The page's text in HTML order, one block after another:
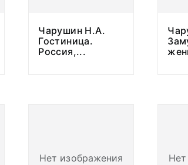
Чарушин Н.А.
Гостиница.
Россия,...
Нет изображения